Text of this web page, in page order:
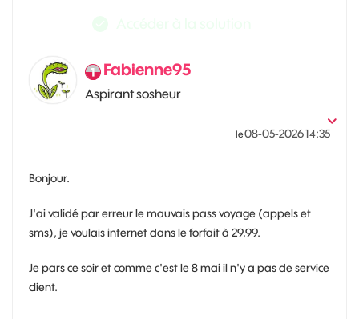
Fabienne95
Aspirant sosheur
le‎08-05-202614:35
Bonjour.
J'ai validé par erreur le mauvais pass voyage (appels et
sms), je voulais internet dans le forfait à 29,99.
Je pars ce soir et comme c'est le 8 mai il n'y a pas de service
client.